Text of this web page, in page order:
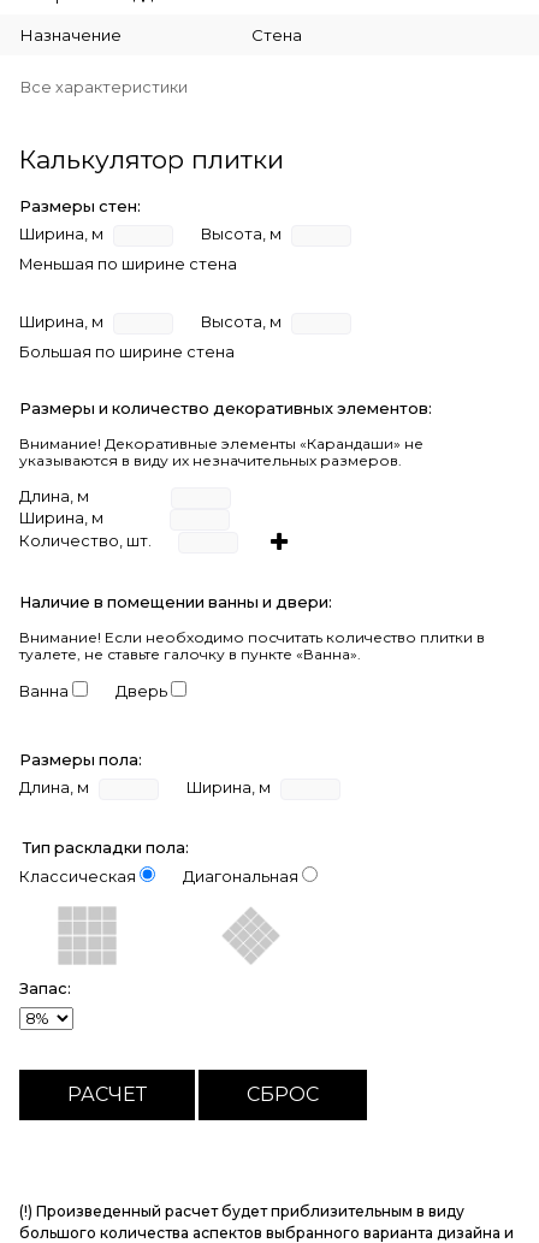
Назначение Стена
Все характеристики
Калькулятор плитки
Размеры стен:
Ширина, м
Высота, м
Меньшая по ширине стена
Ширина, м
Высота, м
Большая по ширине стена
Размеры и количество декоративных элементов:
Внимание! Декоративные элементы «Карандаши» не
указываются в виду их незначительных размеров.
Длина, м
Ширина, м
Количество, шт.
Наличие в помещении ванны и двери:
Внимание! Если необходимо посчитать количество плитки в
туалете, не ставьте галочку в пункте «Ванна».
Ванна Дверь
Размеры пола:
Длина, м
Ширина, м
Тип раскладки пола:
Классическая
Диагональная
Запас:
(!) Произведенный расчет будет приблизительным в виду
большого количества аспектов выбранного варианта дизайна и